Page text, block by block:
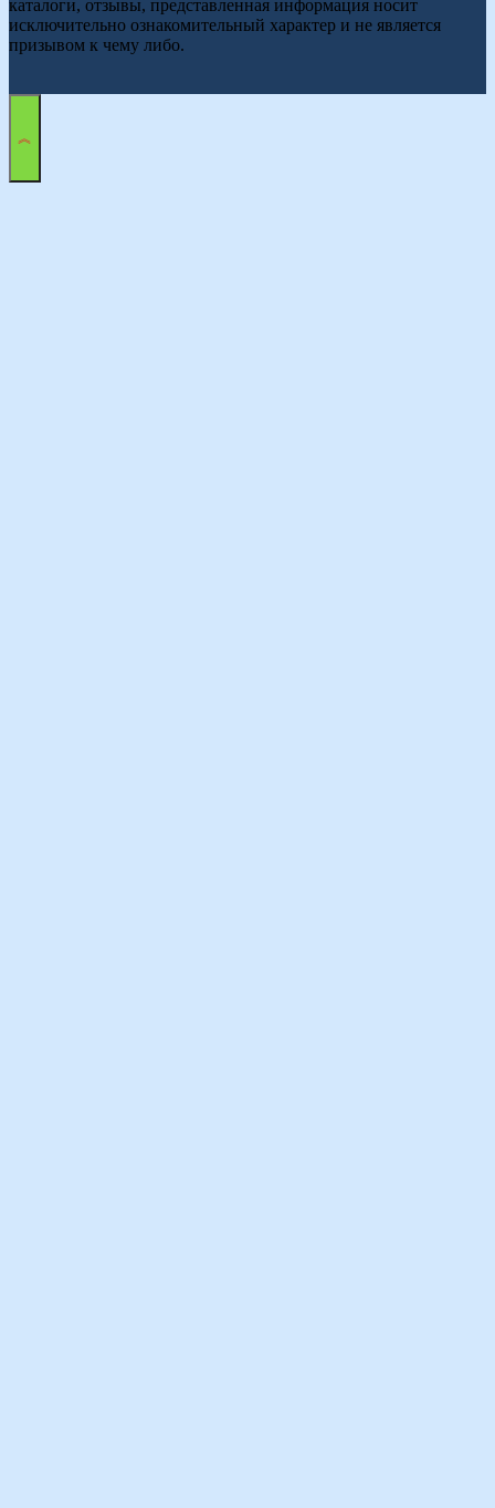
каталоги, отзывы, представленная информация носит
исключительно ознакомительный характер и не является
призывом к чему либо.